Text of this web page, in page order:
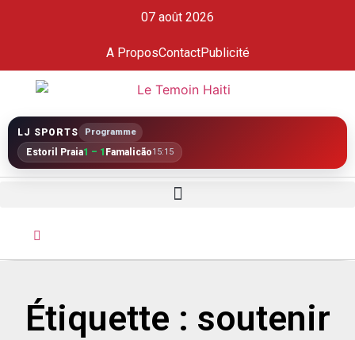
07 août 2026
A ProposContactPublicité
LJ SPORTS Programme
Estoril Praia1 – 1 Famalicão15:15
Étiquette : soutenir